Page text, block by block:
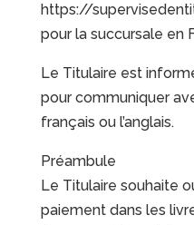
https://
pour la succursale en
Le Titulaire est
pour communiquer
français ou l’anglais.
Préambule
Le Titulaire souhaite
paiement dans les